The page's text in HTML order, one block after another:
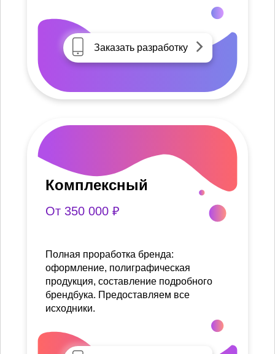
Заказать разработку
Комплексный
От 350 000 ₽
Полная проработка бренда:
оформление, полиграфическая
продукция, составление подробного
брендбука. Предоставляем все
исходники.